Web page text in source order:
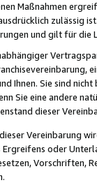
Maßnahmen
zulässig
und gilt für die
Ihnen. Sie sind
Sie eine andere
dieser
Vereinbarung
oder
Vorschriften,